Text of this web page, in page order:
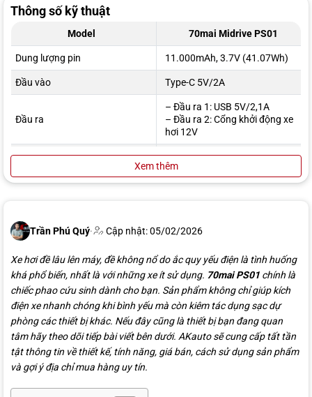
Trần Phú Quý· Cập nhật: 05/02/2026
Xe hơi đề lâu lên máy, đề không nổ do ắc quy yếu điện là tình huống
khá phổ biến, nhất là với những xe ít sử dụng. 70mai PS01 chính là
chiếc phao cứu sinh dành cho bạn. Sản phẩm không chỉ giúp kích
điện xe nhanh chóng khi bình yếu mà còn kiêm tác dụng sạc dự
phòng các thiết bị khác. Nếu đây cũng là thiết bị bạn đang quan
tâm hãy theo dõi tiếp bài viết bên dưới. AKauto sẽ cung cấp tất tần
tật thông tin về thiết kế, tính năng, giá bán, cách sử dụng sản phẩm
và gợi ý địa chỉ mua hàng uy tín.
Thông số kỹ thuật
Model 70mai Midrive PS01
Dung lượng pin 11.000mAh, 3.7V (41.07Wh)
Đầu vào Type-C 5V/2A
Đầu ra
– Đầu ra 1: USB 5V/2,1A
– Đầu ra 2: Cổng khởi động xe
hơi 12V
Dòng điện khởi động 250A
Dòng điện cực đại 600A
Công suất khởi động tối đa
– Xe chạy xăng <4.0L
Xem thêm